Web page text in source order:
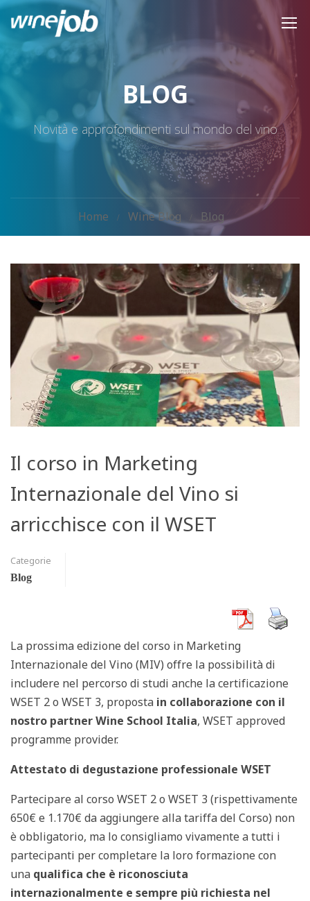
BLOG
Novità e approfondimenti sul mondo del vino
Home Wine Blog Blog
Il corso in Marketing
Internazionale del Vino si
arricchisce con il WSET
Categorie
Blog
La prossima edizione del corso in Marketing
Internazionale del Vino (MIV) offre la possibilità di
includere nel percorso di studi anche la certificazione
WSET 2 o WSET 3, proposta in collaborazione con il
nostro partner Wine School Italia, WSET approved
programme provider.
Attestato di degustazione professionale WSET
Partecipare al corso WSET 2 o WSET 3 (rispettivamente
650€ e 1.170€ da aggiungere alla tariffa del Corso) non
è obbligatorio, ma lo consigliamo vivamente a tutti i
partecipanti per completare la loro formazione con
una qualifica che è riconosciuta
internazionalmente e sempre più richiesta nel